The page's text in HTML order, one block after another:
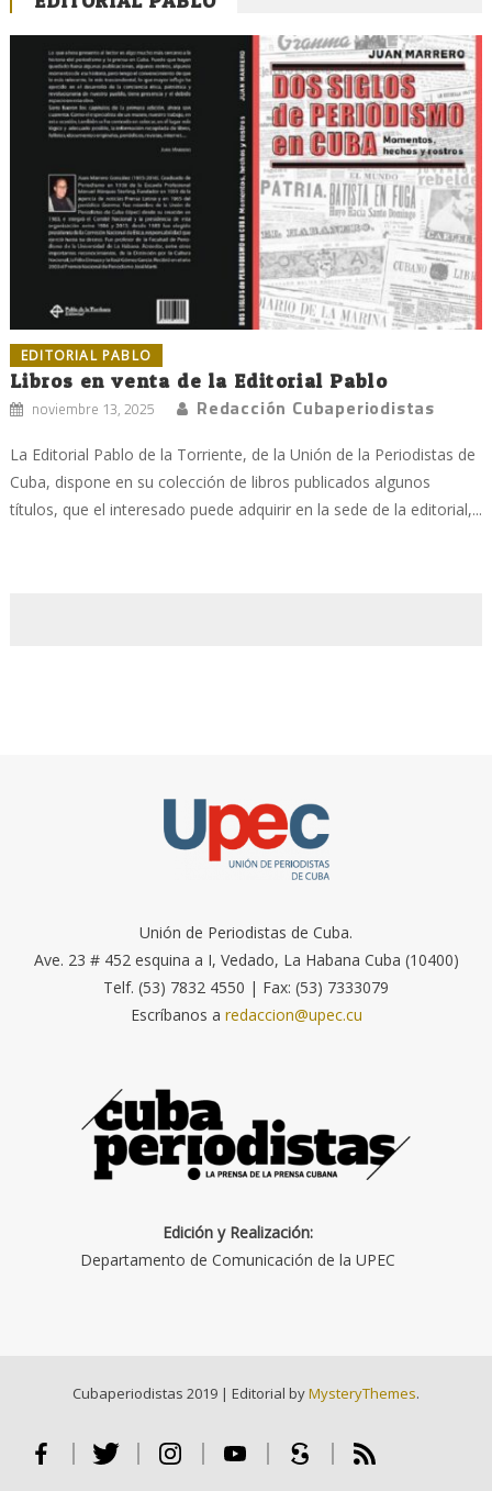
EDITORIAL PABLO
Libros en venta de la Editorial Pablo
noviembre 13, 2025 Redacción Cubaperiodistas
La Editorial Pablo de la Torriente, de la Unión de la Periodistas de
Cuba, dispone en su colección de libros publicados algunos
títulos, que el interesado puede adquirir en la sede de la editorial,...
Unión de Periodistas de Cuba.
Ave. 23 # 452 esquina a I, Vedado, La Habana Cuba (10400)
Telf. (53) 7832 4550 | Fax: (53) 7333079
Escríbanos a redaccion@upec.cu
Edición y Realización:
Departamento de Comunicación de la UPEC
Cubaperiodistas 2019 | Editorial byMysteryThemes.
Facebook Twitter Instagram Youtube Scribd RSS